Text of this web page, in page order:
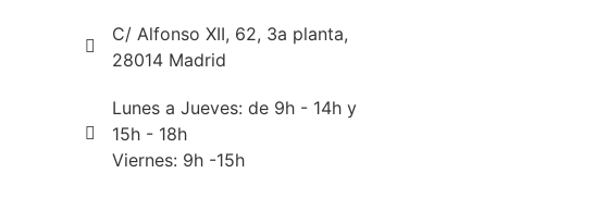
C/ Alfonso XII, 62, 3a planta,
28014 Madrid
Lunes a Jueves: de 9h - 14h y
15h - 18h
Viernes: 9h -15h